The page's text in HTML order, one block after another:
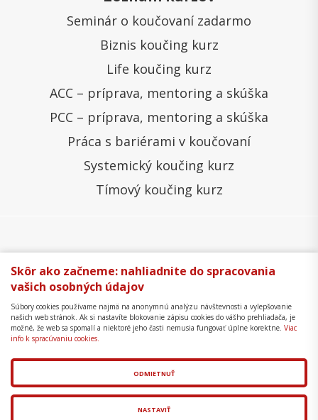
Seminár o koučovaní zadarmo
Biznis koučing kurz
Life koučing kurz
ACC – príprava, mentoring a skúška
PCC – príprava, mentoring a skúška
Práca s bariérami v koučovaní
Systemický koučing kurz
Tímový koučing kurz
Všeobecné obchodné podmienky
Správa cookies
Ochrana osobných údajov
Formulár na odstúpenie
Mapa stránky
Copyright © 2018 - 2026 Business Coaching College,
s.r.o.
aredakčný systém
spol. s r.o.
Skôr ako začneme: nahliadnite do spracovania
vašich osobných údajov
Súbory cookies používame najmä na anonymnú analýzu návštevnosti a vylepšovanie
našich web stránok. Ak si nastavíte blokovanie zápisu cookies do vášho prehliadača, je
možné, že web sa spomalí a niektoré jeho časti nemusia fungovať úplne korektne. Viac
info k spracúvaniu cookies.
ODMIETNUŤ
NASTAVIŤ